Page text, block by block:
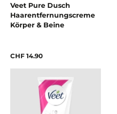
Veet Pure Dusch
Haarentfernungscreme
Körper & Beine
CHF 14.90